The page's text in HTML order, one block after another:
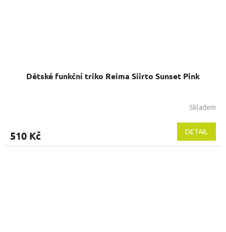
Dětské funkční triko Reima Siirto Sunset Pink
Skladem
510 Kč DETAIL